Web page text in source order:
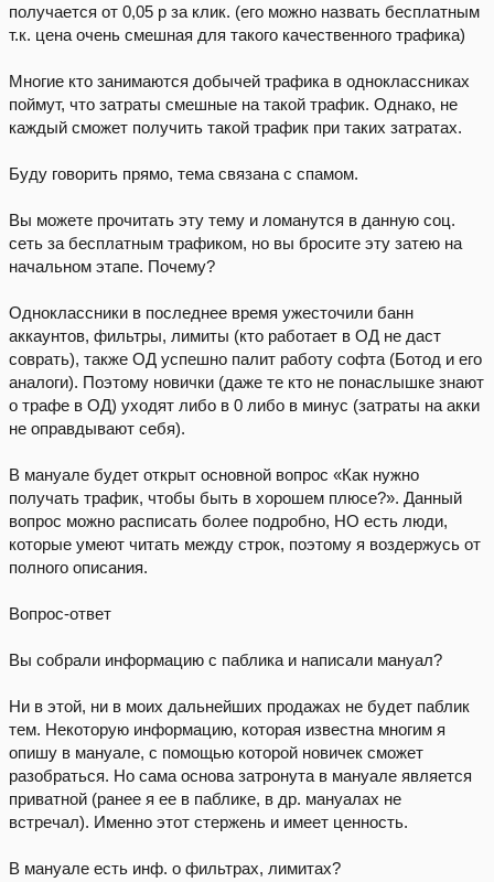
получается от 0,05 р за клик. (его можно назвать бесплатным
т.к. цена очень смешная для такого качественного трафика)
Многие кто занимаются добычей трафика в одноклассниках
поймут, что затраты смешные на такой трафик. Однако, не
каждый сможет получить такой трафик при таких затратах.
Буду говорить прямо, тема связана с спамом.
Вы можете прочитать эту тему и ломанутся в данную соц.
сеть за бесплатным трафиком, но вы бросите эту затею на
начальном этапе. Почему?
Одноклассники в последнее время ужесточили банн
аккаунтов, фильтры, лимиты (кто работает в ОД не даст
соврать), также ОД успешно палит работу софта (Ботод и его
аналоги). Поэтому новички (даже те кто не понаслышке знают
о трафе в ОД) уходят либо в 0 либо в минус (затраты на акки
не оправдывают себя).
В мануале будет открыт основной вопрос «Как нужно
получать трафик, чтобы быть в хорошем плюсе?». Данный
вопрос можно расписать более подробно, НО есть люди,
которые умеют читать между строк, поэтому я воздержусь от
полного описания.
Вопрос-ответ
Вы собрали информацию с паблика и написали мануал?
Ни в этой, ни в моих дальнейших продажах не будет паблик
тем. Некоторую информацию, которая известна многим я
опишу в мануале, с помощью которой новичек сможет
разобраться. Но сама основа затронута в мануале является
приватной (ранее я ее в паблике, в др. мануалах не
встречал). Именно этот стержень и имеет ценность.
В мануале есть инф. о фильтрах, лимитах?